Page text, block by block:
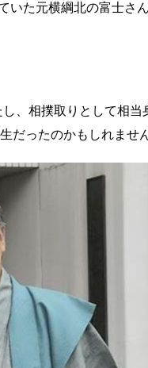
いた元横綱北の富士さ
、相撲取りとして相当
だったのかもしれませ